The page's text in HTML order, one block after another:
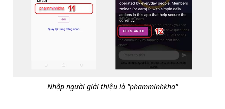
Nhập người giới thiệu là "phamminhkha"